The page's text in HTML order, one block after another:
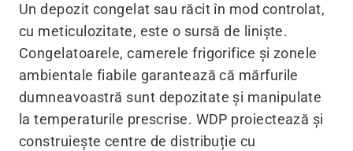
Un depozit congelat sau răcit în mod controlat,
cu meticulozitate, este o sursă de liniște.
Congelatoarele, camerele frigorifice și zonele
ambientale fiabile garantează că mărfurile
dumneavoastră sunt depozitate și manipulate
la temperaturile prescrise. WDP proiectează și
construiește centre de distribuție cu